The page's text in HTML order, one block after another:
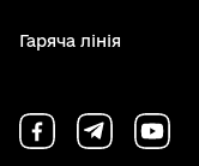
Гаряча лінія